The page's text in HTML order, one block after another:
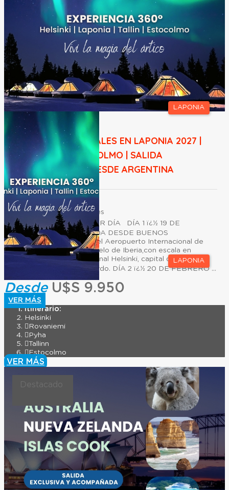
LAPONIA
LAPONIA
AURORAS BOREALES EN LAPONIA 2027 |
TALLIN Y ESTOCOLMO | SALIDA
ACOMPAÑADA DESDE ARGENTINA
Duración:
15Días 13Noches
ITINERARIO DÍA POR DÍA DÍA 1 ï¿½ 19 DE
FEBRERO ï¿½ SALIDA DESDE BUENOS
AIRESEncuentro en el Aeropuerto Internacional de
Ezeiza para tomar vuelo de Iberia,con escala en
Madrid, con destino final Helsinki, capital de
Finlandia.Noche a bordo. DÍA 2 ï¿½ 20 DE FEBRERO ...
Desde U$S 9.950
VER MÁS
Itinerario:
Helsinki
Rovaniemi
Pyha
Tallinn
Estocolmo
VER MÁS
Destacado